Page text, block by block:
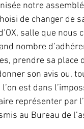
notre
de changer de
salle que nous
nombre
prendre sa place
son avis ou,
est dans
représenter par
au Bureau de